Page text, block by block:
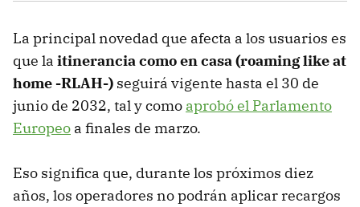
La principal novedad que afecta a los usuarios es
que la itinerancia como en casa (roaming like at
home -RLAH-) seguirá vigente hasta el 30 de
junio de 2032, tal y como aprobó el Parlamento
Europeo a finales de marzo.
Eso significa que, durante los próximos diez
años, los operadores no podrán aplicar recargos